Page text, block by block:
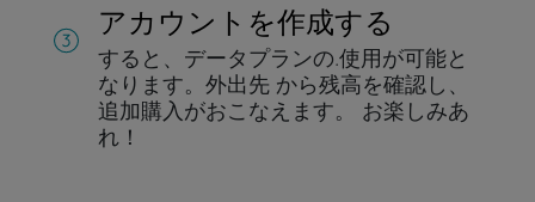
アカウントを作成する
すると、データプランの.使用が可能と
なります。 外出先 から残高を確認し、
追加購入がおこなえます。
お楽しみあ
れ！